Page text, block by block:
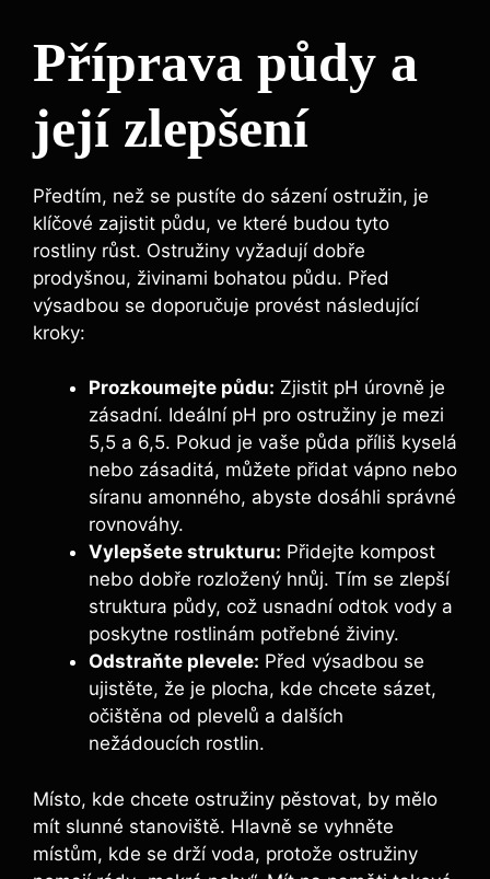
Příprava půdy a
její zlepšení
Předtím, než se pustíte do sázení ostružin, je
klíčové zajistit půdu, ve které budou tyto
rostliny růst. Ostružiny vyžadují dobře
prodyšnou, živinami bohatou půdu. Před
výsadbou se doporučuje provést následující
kroky:
Prozkoumejte půdu: Zjistit pH úrovně je
zásadní. Ideální pH pro ostružiny je mezi
5,5 a 6,5. Pokud je vaše půda příliš kyselá
nebo zásaditá, můžete přidat vápno nebo
síranu amonného, abyste dosáhli správné
rovnováhy.
Vylepšete strukturu: Přidejte kompost
nebo dobře rozložený hnůj. Tím se zlepší
struktura půdy, což usnadní odtok vody a
poskytne rostlinám potřebné živiny.
Odstraňte plevele: Před výsadbou se
ujistěte, že je plocha, kde chcete sázet,
očištěna od plevelů a dalších
nežádoucích rostlin.
Místo, kde chcete ostružiny pěstovat, by mělo
mít slunné stanoviště. Hlavně se vyhněte
místům, kde se drží voda, protože ostružiny